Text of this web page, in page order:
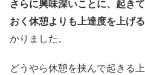
さらに興味深いことに、起き
おく休憩よりも上達度を上げ
かりました。
どうやら休憩を挟んで起きる